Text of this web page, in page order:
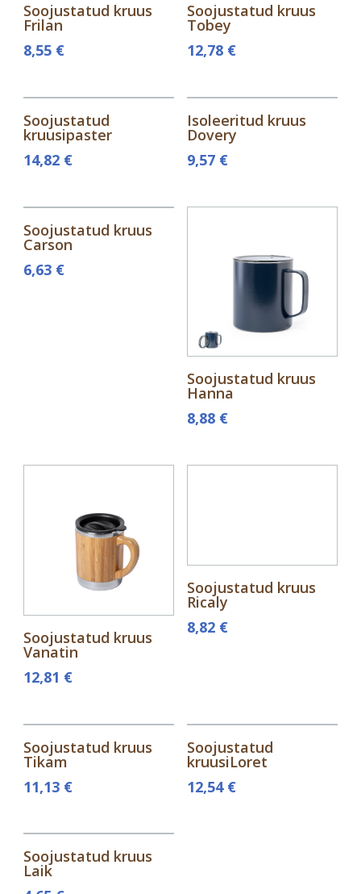
Soojustatud kruus
Frilan
8,55 €
Soojustatud kruus
Tobey
12,78 €
Soojustatud
kruusipaster
14,82 €
Isoleeritud kruus
Dovery
9,57 €
Soojustatud kruus
Carson
6,63 €
Soojustatud kruus
Hanna
8,88 €
Soojustatud kruus
Vanatin
12,81 €
Soojustatud kruus
Ricaly
8,82 €
Soojustatud kruus
Tikam
11,13 €
Soojustatud
kruusiLoret
12,54 €
Soojustatud kruus
Laik